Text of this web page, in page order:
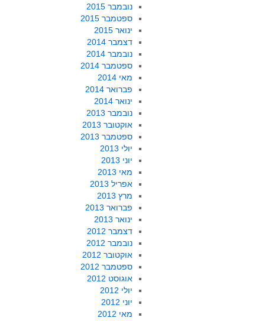
נובמבר 2015
ספטמבר 2015
ינואר 2015
דצמבר 2014
נובמבר 2014
ספטמבר 2014
מאי 2014
פברואר 2014
ינואר 2014
נובמבר 2013
אוקטובר 2013
ספטמבר 2013
יולי 2013
יוני 2013
מאי 2013
אפריל 2013
מרץ 2013
פברואר 2013
ינואר 2013
דצמבר 2012
נובמבר 2012
אוקטובר 2012
ספטמבר 2012
אוגוסט 2012
יולי 2012
יוני 2012
מאי 2012